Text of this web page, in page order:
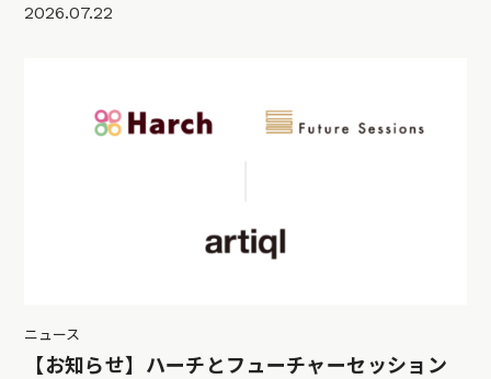
2026.07.22
ニュース
【お知らせ】ハーチとフューチャーセッション